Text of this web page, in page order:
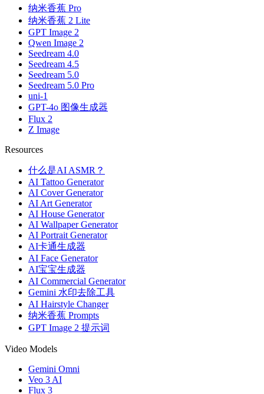
纳米香蕉 Pro
纳米香蕉 2 Lite
GPT Image 2
Qwen Image 2
Seedream 4.0
Seedream 4.5
Seedream 5.0
Seedream 5.0 Pro
uni-1
GPT-4o 图像生成器
Flux 2
Z Image
Resources
什么是AI ASMR？
AI Tattoo Generator
AI Cover Generator
AI Art Generator
AI House Generator
AI Wallpaper Generator
AI Portrait Generator
AI卡通生成器
AI Face Generator
AI宝宝生成器
AI Commercial Generator
Gemini 水印去除工具
AI Hairstyle Changer
纳米香蕉 Prompts
GPT Image 2 提示词
Video Models
Gemini Omni
Veo 3 AI
Flux 3